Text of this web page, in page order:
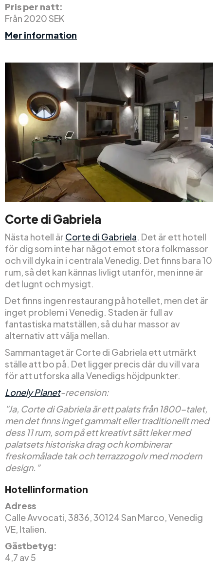
Pris per natt:
Från 2020 SEK
Mer information
Corte di Gabriela
Nästa hotell är Corte di Gabriela. Det är ett hotell
för dig som inte har något emot stora folkmassor
och vill dyka in i centrala Venedig. Det finns bara 10
rum, så det kan kännas livligt utanför, men inne är
det lugnt och mysigt.
Det finns ingen restaurang på hotellet, men det är
inget problem i Venedig. Staden är full av
fantastiska matställen, så du har massor av
alternativ att välja mellan.
Sammantaget är Corte di Gabriela ett utmärkt
ställe att bo på. Det ligger precis där du vill vara
för att utforska alla Venedigs höjdpunkter.
Lonely Planet-recension:
”Ja, Corte di Gabriela är ett palats från 1800-talet,
men det finns inget gammalt eller traditionellt med
dess 11 rum, som på ett kreativt sätt leker med
palatsets historiska drag och kombinerar
freskomålade tak och terrazzogolv med modern
design.”
Hotellinformation
Adress
Calle Avvocati, 3836, 30124 San Marco, Venedig
VE, Italien.
Gästbetyg:
4,7 av 5